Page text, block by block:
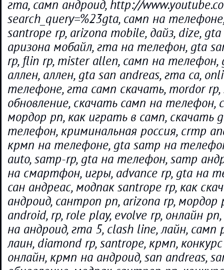
гта, самп андроид, http://
search_query=%23gta, самп на
santrope rp, arizona mobile, дайз, dize,
аризона мобайл, гта на телефон, gta
rp, flin rp, mister allen, самп на телефон,
аллен, аллен, gta san andreas, гта са,
телефоне, гта самп скачать, mordor
обновление, скачать самп на телефон,
мордор рп, как играть в самп, скачать
телефон, криминальная россия, crmp
крмп на телефоне, gta samp на
auto, samp-rp, gta на телефон, samp
на смартфон, игры, advance rp, gta на
сан андреас, модпак santrope rp, как
андроид, сантроп рп, arizona rp, мордор
android, rp, role play, evolve rp, онлайн
на андроид, гта 5, clash line, лайн, самп
лаин, diamond rp, santrope, крмп,
онлайн, крмп на андроид, san andreas,